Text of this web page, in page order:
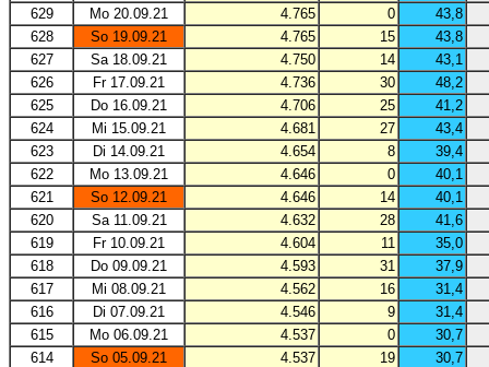
629
Mo 20.09.21 4.765 0
43,8
628
So 19.09.21 4.765 15
43,8
627
Sa 18.09.21 4.750 14
43,1
626
Fr 17.09.21 4.736 30
48,2
625
Do 16.09.21 4.706 25
41,2
624
Mi 15.09.21 4.681 27
43,4
623
Di 14.09.21 4.654 8
39,4
622
Mo 13.09.21 4.646 0
40,1
621
So 12.09.21 4.646 14
40,1
620
Sa 11.09.21 4.632 28
41,6
619
Fr 10.09.21 4.604 11
35,0
618
Do 09.09.21 4.593 31
37,9
617
Mi 08.09.21 4.562 16
31,4
616
Di 07.09.21 4.546 9
31,4
615
Mo 06.09.21 4.537 0
30,7
614
So 05.09.21 4.537 19
30,7